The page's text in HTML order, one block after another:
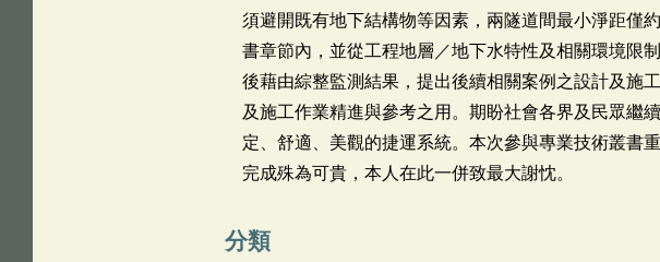
須避開既有地下結構物等因素，兩隧道間最小淨距僅
書章節內，並從工程地層／地下水特性及相關環境限
後藉由綜整監測結果，提出後續相關案例之設計及施
及施工作業精進與參考之用。期盼社會各界及民眾繼
定、舒適、美觀的捷運系統。本次參與專業技術叢書
完成殊為可貴，本人在此一併致最大謝忱。
分類